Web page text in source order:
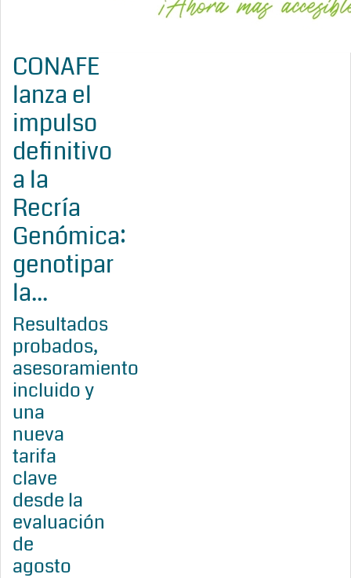
CONAFE
lanza el
impulso
definitivo
a la
Recría
Genómica:
genotipar
la...
Resultados
probados,
asesoramiento
incluido y
una
nueva
tarifa
clave
desde la
evaluación
de
agosto